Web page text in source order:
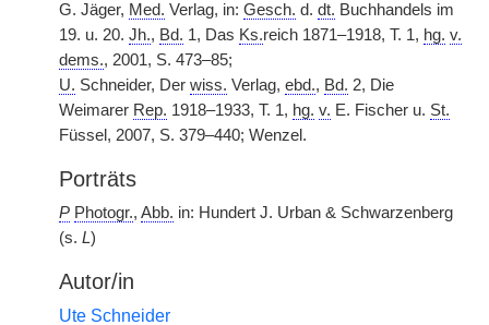
G. Jäger, Med. Verlag, in: Gesch. d. dt. Buchhandels im
19. u. 20. Jh., Bd. 1, Das Ks.reich 1871–1918, T. 1, hg. v.
dems., 2001, S. 473–85;
U. Schneider, Der wiss. Verlag, ebd., Bd. 2, Die
Weimarer Rep. 1918–1933, T. 1, hg. v. E. Fischer u. St.
Füssel, 2007, S. 379–440; Wenzel.
Porträts
P Photogr., Abb. in: Hundert J. Urban & Schwarzenberg
(s. L)
Autor/in
Ute Schneider